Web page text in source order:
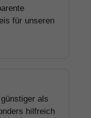
für unseren
als
hilfreich